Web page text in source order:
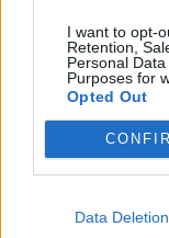
I want to opt-
Retention,
Personal
Purposes for
Opted Out
Data Deletion